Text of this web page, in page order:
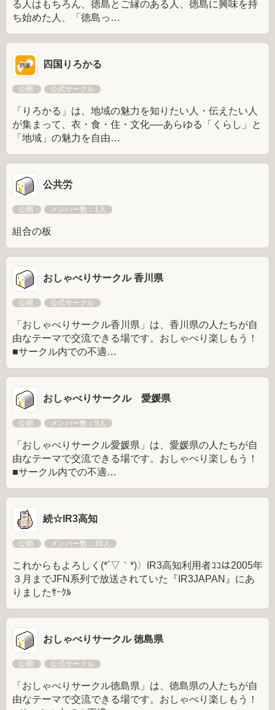
る人はもちろん、徳島とご縁のある人、徳島に興味を持
ち始めた人、「徳島っ…
四国りろかる
公開 公式サークル
「りろかる」は、地域の魅力を知りたい人・伝えたい人
が集まって、衣・食・住・文化──あらゆる「くらし」と
「地域」の魅力を自由…
公共労
公開 メンバー数：1人
組合の板
おしゃべりサークル 香川県
公開 公式サークル
「おしゃべりサークル香川県」は、香川県の人たちが自
由なテーマで交流できる場です。おしゃべり楽しもう！
■サークル内での不適…
おしゃべりサークル 愛媛県
公開 メンバー数：5人
「おしゃべりサークル愛媛県」は、愛媛県の人たちが自
由なテーマで交流できる場です。おしゃべり楽しもう！
■サークル内での不適…
続☆IR3高知
公開 メンバー数：16人
これからもよろしく(*´▽｀*)〉IR3高知利用者ｺｺは2005年
３月までJFN系列で放送されていた『IR3JAPAN』にあ
りましたｻｰｸﾙ
おしゃべりサークル 徳島県
公開 公式サークル
「おしゃべりサークル徳島県」は、徳島県の人たちが自
由なテーマで交流できる場です。おしゃべり楽しもう！